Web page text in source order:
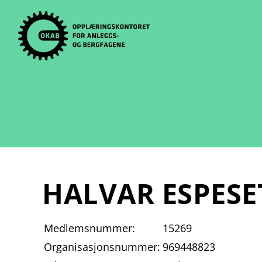
content
HALVAR
Medlemsnummer:
15269
Organisasjonsnummer: 969448823